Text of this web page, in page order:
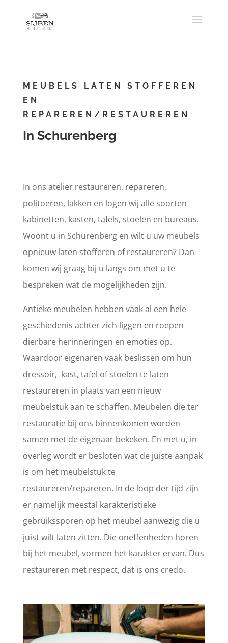
MEUBELS LATEN STOFFEREN
EN
REPAREREN/RESTAUREREN
In Schurenberg
In ons atelier restaureren, repareren,
politoeren, lakken en logen wij alle soorten
kabinetten, kasten, tafels, stoelen en bureaus.
Woont u in Schurenberg en wilt u uw meubels
opnieuw laten stofferen of restaureren? Dan
komen wij graag bij u langs om met u te
bespreken wat de mogelijkheden zijn.
Antieke meubelen hebben vaak al een hele
geschiedenis achter zich liggen en roepen
dierbare herinneringen en emoties op.
Waardoor eigenaren vaak beslissen om hun
dressoir, kast, tafel of stoelen te laten
restaureren in plaats van een nieuw
meubelstuk aan te schaffen. Meubelen die ter
restauratie bij ons binnenkomen worden
samen met de eigenaar bekeken. En met u, in
overleg wordt er besloten wat de juiste aanpak
is om het meubelstuk te
restaureren/repareren. In de loop der tijd zijn
er namelijk meestal karakteristieke
gebruikssporen op het meubel aanwezig die u
juist wilt laten zitten. Die oneffenheden horen
bij het meubel, vormen het karakter ervan. Dus
restaureren met respect, dat is ons credo.